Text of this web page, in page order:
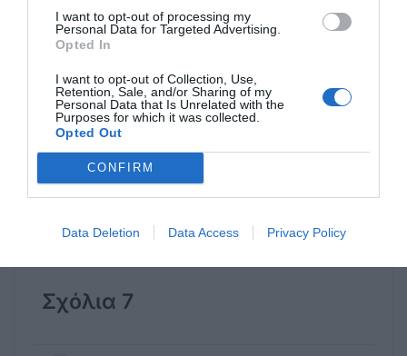
I want to opt-out of processing my
Personal Data for Targeted Advertising.
Opted In
I want to opt-out of Collection, Use,
Retention, Sale, and/or Sharing of my
Personal Data that Is Unrelated with the
Purposes for which it was collected.
Opted Out
CONFIRM
Data Deletion Data Access Privacy Policy
καταγράφεται ως ο δεύτερος μεγάλος
«πονοκέφαλος».
Πηγή:powergame.gr
Η ανωνυμία είναι το καλύτερο κρησφύγετο δειλίας και
Σχόλια 7